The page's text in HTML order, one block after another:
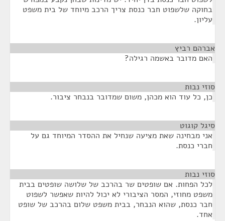
בחוקה שלשפוט חבר כנסת צריך הרכב מיוחד של בית משפט
עליון.
אברהם רביץ
האם מדובר באשמה רגילה?
סוזי נבות
כן, כל עוד הוא מכהן, משום שמדובר בנבחר ציבור.
סיגל קוגוט
אני מבחינה שאת מציעה שנחיל את ההסדר המיוחד גם על
חברי כנסת.
סוזי נבות
לכל הפחות. אם שופטים שר בהרכב של שלושה שופטים בבית
משפט מחוזי, המסר הציבורי לא יכול להיות שאפשר לשפוט
חבר כנסת, שהוא הנבחר, בבית משפט שלום בהרכב של שופט
אחד.